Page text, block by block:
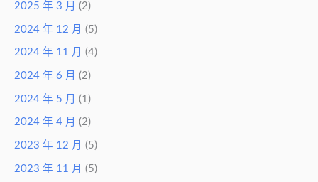
2025 年 3 月 (2)
2024 年 12 月 (5)
2024 年 11 月 (4)
2024 年 6 月 (2)
2024 年 5 月 (1)
2024 年 4 月 (2)
2023 年 12 月 (5)
2023 年 11 月 (5)